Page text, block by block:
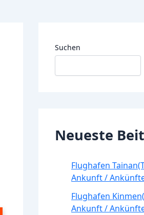
Suchen
Neueste
Flughafen
Ankunft /
Flughafen
Ankunft /